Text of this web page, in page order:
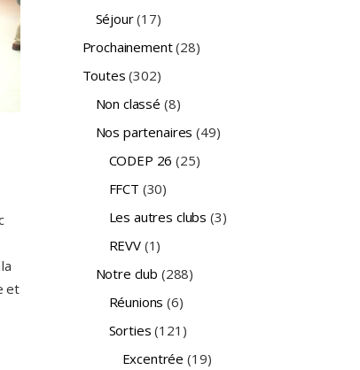
et
Séjour(17)
Prochainement(28)
Toutes (302)
Non classé (8)
Nos partenaires (49)
CODEP 26 (25)
FFCT (30)
Les autres clubs (3)
REVV(1)
Notre club (288)
Réunions (6)
Sorties (121)
Excentrée (19)